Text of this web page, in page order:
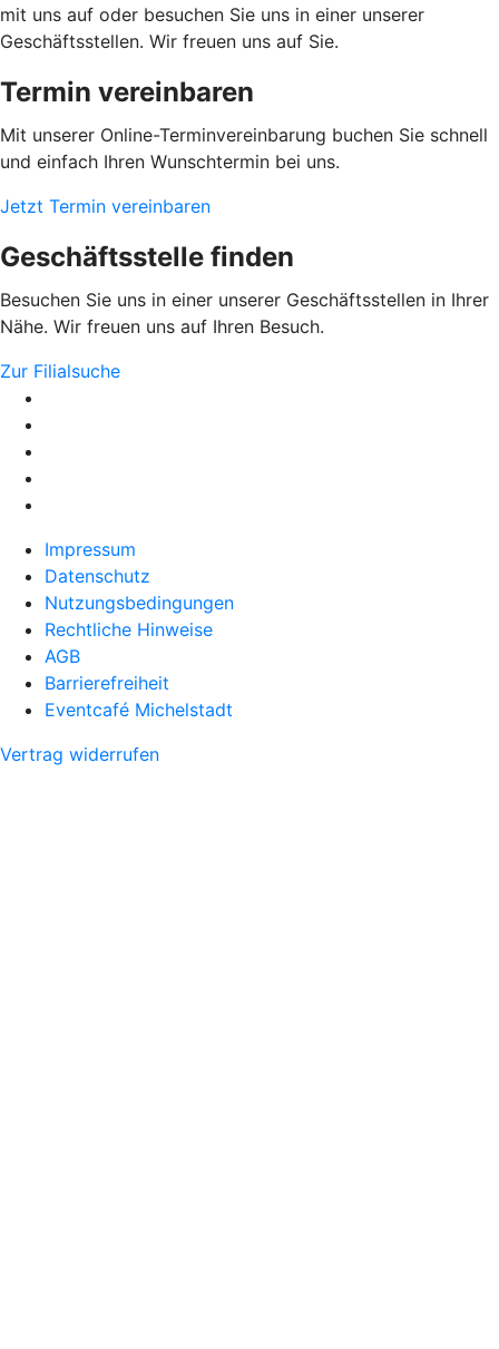
mit uns auf oder besuchen Sie uns in einer unserer
Geschäftsstellen. Wir freuen uns auf Sie.
Termin vereinbaren
Mit unserer Online-Terminvereinbarung buchen Sie schnell
und einfach Ihren Wunschtermin bei uns.
Jetzt Termin vereinbaren
Geschäftsstelle finden
Besuchen Sie uns in einer unserer Geschäftsstellen in Ihrer
Nähe. Wir freuen uns auf Ihren Besuch.
Zur Filialsuche
Impressum
Datenschutz
Nutzungsbedingungen
Rechtliche Hinweise
AGB
Barrierefreiheit
Eventcafé Michelstadt
Vertrag widerrufen